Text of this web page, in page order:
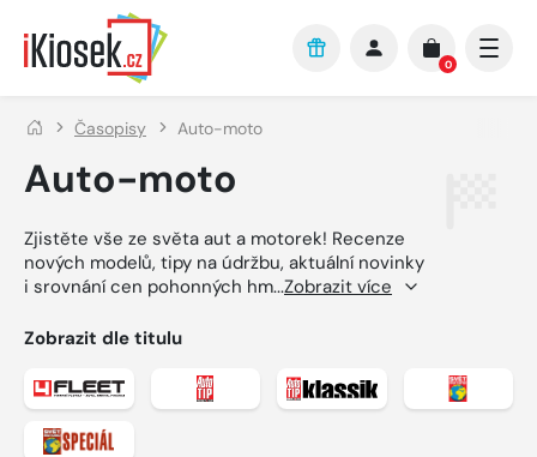
Přejít na hlavní obsah
0
Časopisy Auto-moto
Auto-moto
Zjistěte vše ze světa aut a motorek! Recenze
nových modelů, tipy na údržbu, aktuální novinky
i srovnání cen pohonných hm...Zobrazit více
Zobrazit dle titulu
Zobrazit detail titulu 4FleetZobrazit detail titulu Auto Tip
Zobrazit detail titulu
Zobrazit
Zobrazit detail titulu Svět motorů speciál